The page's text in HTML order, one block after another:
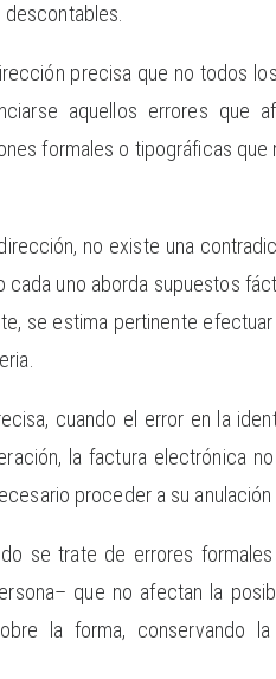
precisa que no todos
aquellos errores que
formales o tipográficas
no existe una
cada uno aborda supuestos
se estima pertinente
cuando el error en la
la factura electrónica
proceder a su
se trate de errores
que no afectan la
la forma, conservando